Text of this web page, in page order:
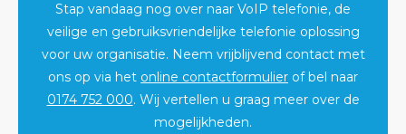
Stap vandaag nog over naar VoIP telefonie, de
veilige en gebruiksvriendelijke telefonie oplossing
voor uw organisatie. Neem vrijblijvend contact met
ons op via het online contactformulier of bel naar
0174 752 000. Wij vertellen u graag meer over de
mogelijkheden.